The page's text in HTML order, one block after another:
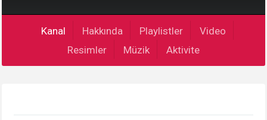
Kanal Hakkında Playlistler
Video
Resimler
Müzik Aktivite